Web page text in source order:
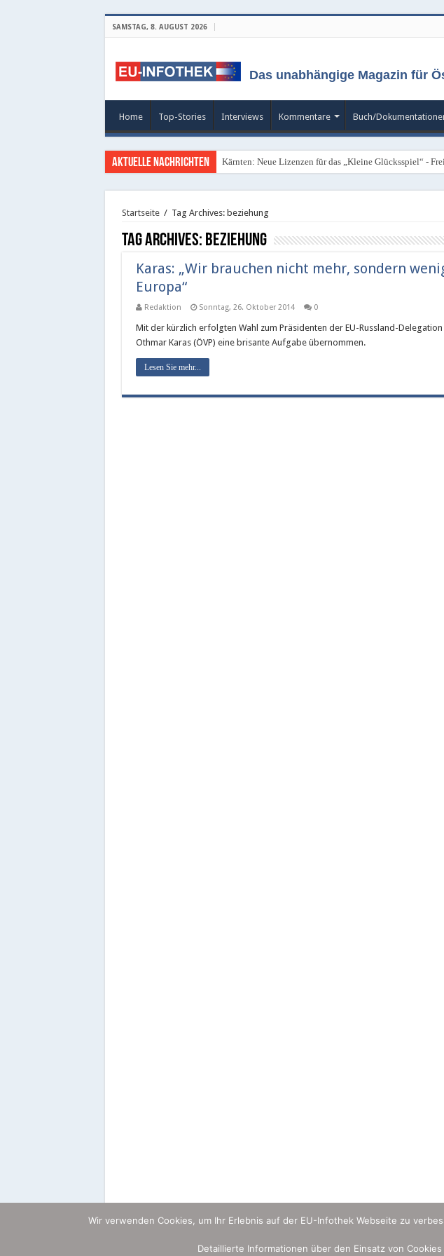
SAMSTAG, 8. AUGUST 2026
Das unabhängige Magazin für
Home Top-Stories Interviews Kommentare Buch/
Aktuelle Nachrichten Kärnten: Neue Lizenzen für das „Kleine Glücksspiel“ -
Startseite / Tag Archives: beziehung
Tag Archives: beziehung
Karas: „Wir brauchen nicht mehr, sondern
Europa“
Redaktion Sonntag, 26. Oktober 2014 0
Mit der kürzlich erfolgten Wahl zum Präsidenten der EU-Russland-
Othmar Karas (ÖVP) eine brisante Aufgabe übernommen.
Lesen Sie mehr...
Wir verwenden Cookies, um Ihr Erlebnis auf der EU-Infothek Webseite zu
Detaillierte Informationen über den Einsatz von